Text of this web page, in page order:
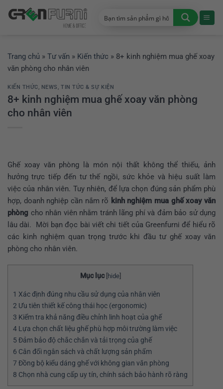
đến
Trang chủ » Tư vấn » Kiến thức » 8+ kinh nghiệm mua ghế xoay
văn phòng cho nhân viên
KIẾN THỨC, NEWS ,TIN TỨC & SỰ KIỆN
8+ kinh nghiệm mua ghế xoay văn phòng
cho nhân viên
Ghế xoay văn phòng là món nội thất không thể thiếu, ảnh
hưởng trực tiếp đến tư thế ngồi, sức khỏe và hiệu suất làm
việc của nhân viên. Tuy nhiên, để lựa chọn đúng sản phẩm phù
hợp, doanh nghiệp cần nắm rõ kinh nghiệm mua ghế xoay văn
phòng cho nhân viên nhằm tránh lãng phí và đảm bảo sử dụng
lâu dài. Mời bạn đọc bài viết chi tiết của Greenfurni để hiểu rõ
các kinh nghiệm quan trọng trước khi đầu tư ghế xoay văn
phòng cho nhân viên.
Mục lục hide]
1 Xác định đúng nhu cầu sử dụng của nhân viên
2 Ưu tiên thiết kế công thái học (ergonomic)
3 Kiểm tra khả năng điều chỉnh linh hoạt của ghế
4 Lựa chọn chất liệu ghế phù hợp môi trường làm việc
5 Đảm bảo độ chắc chắn và tải trọng của ghế
6 Cân đối ngân sách và chất lượng sản phẩm
7 Đồng bộ kiểu dáng ghế với không gian văn phòng
8 Chọn nhà cung cấp uy tín, chính sách bảo hành rõ ràng